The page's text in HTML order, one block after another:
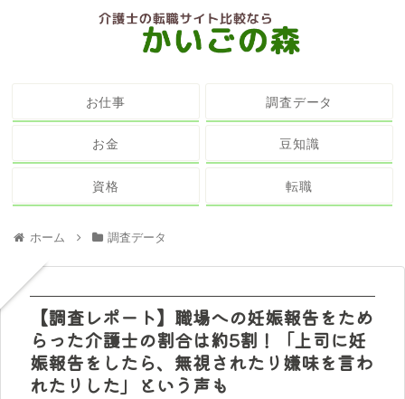
お仕事 調査データ
お金 豆知識
資格 転職
ホーム 調査データ
【調査レポート】職場への妊娠報告をため
らった介護士の割合は約5割！「上司に妊
娠報告をしたら、無視されたり嫌味を言わ
れたりした」という声も